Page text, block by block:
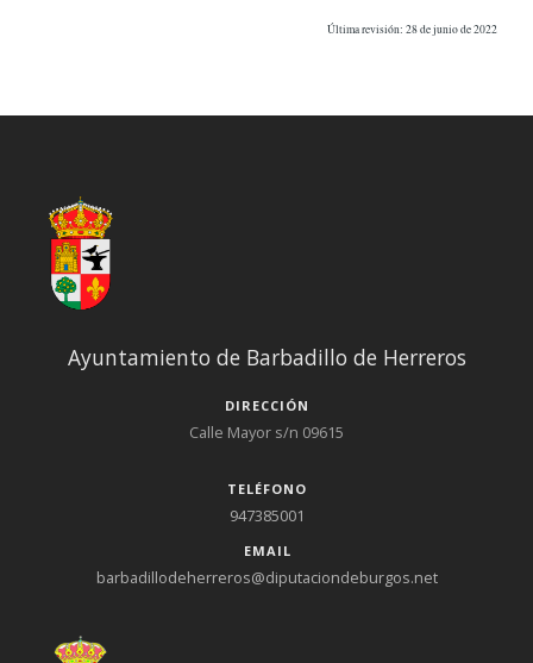
Última revisión: 28 de junio de 2022
Ayuntamiento de Barbadillo de Herreros
DIRECCIÓN
Calle Mayor s/n 09615
TELÉFONO
947385001
EMAIL
barbadillodeherreros@diputaciondeburgos.net